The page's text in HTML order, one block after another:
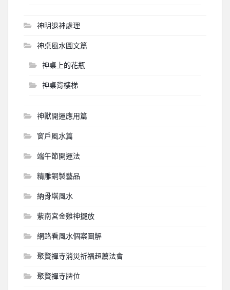
神明退神處理
神桌風水圖文篇
神桌上的花瓶
神桌背樓梯
神獸開運應用篇
窗戶風水篇
端午節開運法
精雕銅製藝品
納骨塔風水
紫南宮金雞神擺放
網路看風水個案圖解
聚賢禪寺消災祈福超薦法會
聚賢禪寺牌位